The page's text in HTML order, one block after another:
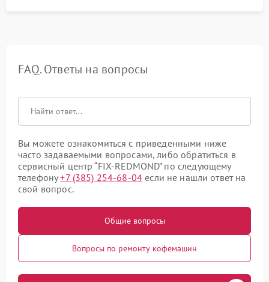
FAQ. Ответы на вопросы
Вы можете ознакомиться с приведенными ниже
часто задаваемыми вопросами, либо обратиться в
сервисный центр “FIX-REDMOND” по следующему
телефону+7 (385) 254-68-04 если не нашли ответ на
свой вопрос.
Общие вопросы
Вопросы по ремонту кофемашин